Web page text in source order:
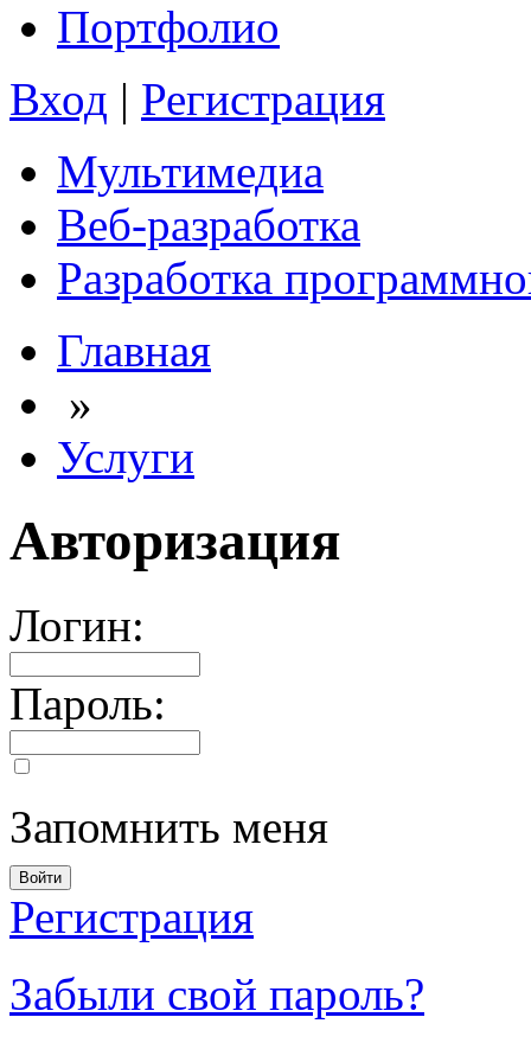
Портфолио
Вход | Регистрация
Мультимедиа
Веб-разработка
Разработка
Главная
»
Услуги
Авторизация
Логин:
Пароль:
Запомнить меня
Регистрация
Забыли свой пароль?